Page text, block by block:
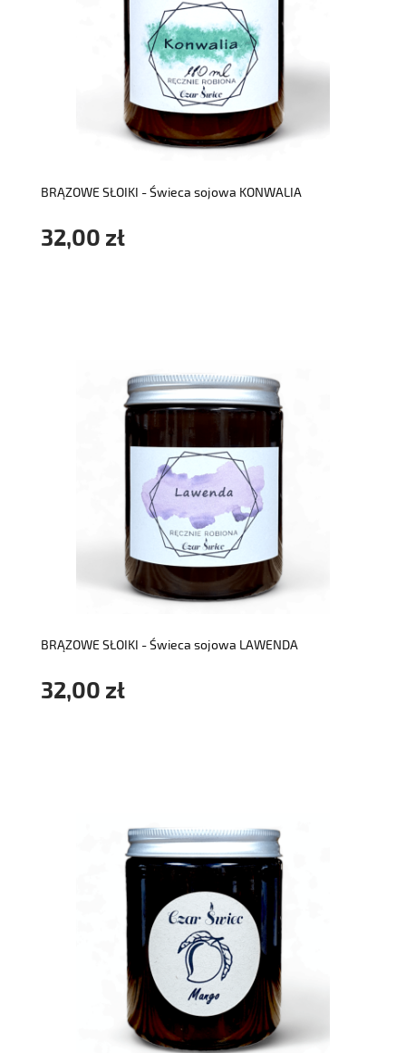
BRĄZOWE SŁOIKI - Świeca sojowa KONWALIA
32,00 zł
do koszyka
BRĄZOWE SŁOIKI - Świeca sojowa LAWENDA
32,00 zł
do koszyka
do koszyka